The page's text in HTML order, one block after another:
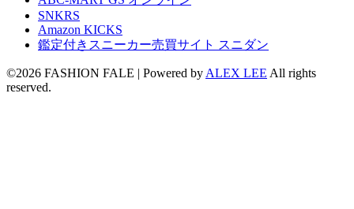
SNKRS
Amazon KICKS
鑑定付きスニーカー売買サイト スニダン
©2026 FASHION FALE | Powered by ALEX LEE All rights
reserved.